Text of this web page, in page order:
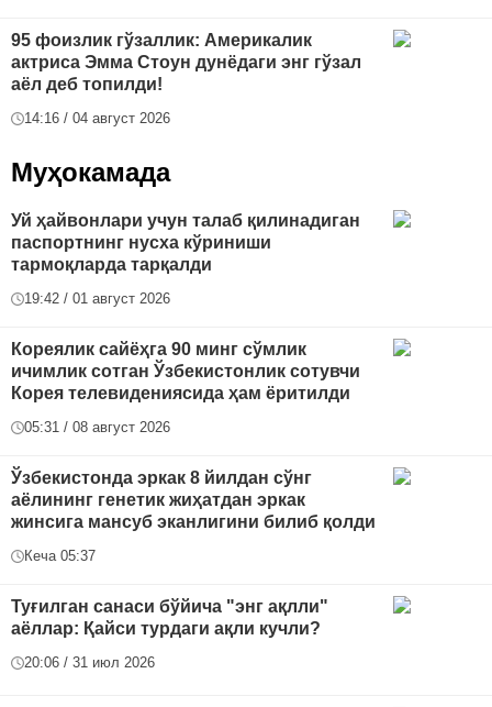
95 фоизлик гўзаллик: Америкалик
актриса Эмма Стоун дунёдаги энг гўзал
аёл деб топилди!
14:16 / 04 август 2026
Муҳокамада
Уй ҳайвонлари учун талаб қилинадиган
паспортнинг нусха кўриниши
тармоқларда тарқалди
19:42 / 01 август 2026
Кореялик сайёҳга 90 минг сўмлик
ичимлик сотган Ўзбекистонлик сотувчи
Корея телевидениясида ҳам ёритилди
05:31 / 08 август 2026
Ўзбекистонда эркак 8 йилдан сўнг
аёлининг генетик жиҳатдан эркак
жинсига мансуб эканлигини билиб қолди
Кеча 05:37
Туғилган санаси бўйича "энг ақлли"
аёллар: Қайси турдаги ақли кучли?
20:06 / 31 июл 2026